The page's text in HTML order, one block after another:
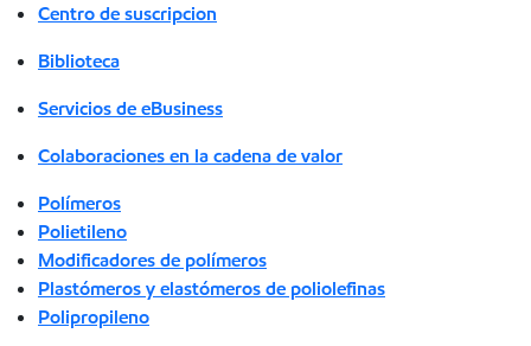
Centro de suscripcion
Biblioteca
Servicios de eBusiness
Colaboraciones en la cadena de valor
Polímeros
Polietileno
Modificadores de polímeros
Plastómeros y elastómeros de poliolefinas
Polipropileno